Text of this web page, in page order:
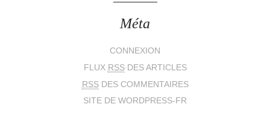
Méta
CONNEXION
FLUX RSSDES ARTICLES
RSSDES COMMENTAIRES
SITE DE WORDPRESS-FR